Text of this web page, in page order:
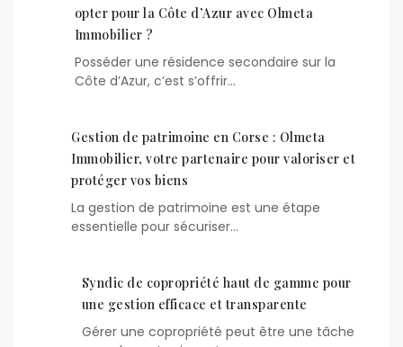
opter pour la Côte d’Azur avec Olmeta
Immobilier ?
Posséder une résidence secondaire sur la
Côte d’Azur, c’est s’offrir…
Gestion de patrimoine en Corse : Olmeta
Immobilier, votre partenaire pour valoriser et
protéger vos biens
La gestion de patrimoine est une étape
essentielle pour sécuriser…
Syndic de copropriété haut de gamme pour
une gestion efficace et transparente
Gérer une copropriété peut être une tâche